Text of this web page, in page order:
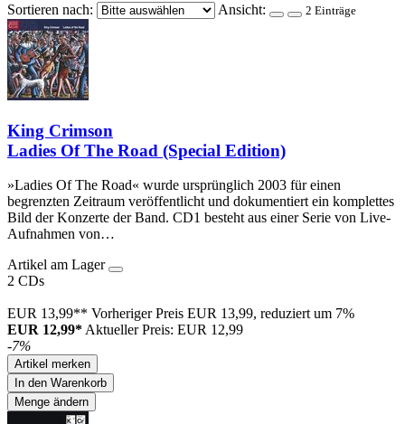
Sortieren nach: Ansicht: 2 Einträge
King Crimson
Ladies Of The Road (Special Edition)
»Ladies Of The Road« wurde ursprünglich 2003 für einen
begrenzten Zeitraum veröffentlicht und dokumentiert ein komplettes
Bild der Konzerte der Band. CD1 besteht aus einer Serie von Live-
Aufnahmen von…
Artikel am Lager
2 CDs
EUR 13,99** Vorheriger Preis EUR 13,99, reduziert um 7%
EUR 12,99* Aktueller Preis: EUR 12,99
-7%
Artikel merken
In den Warenkorb
Menge ändern